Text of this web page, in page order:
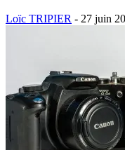
Loïc TRIPIER - 27 juin